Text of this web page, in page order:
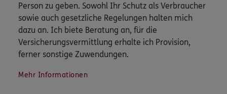
Person zu geben. Sowohl Ihr Schutz als Verbraucher
sowie auch gesetzliche Regelungen halten mich
dazu an. Ich biete Beratung an, für die
Versicherungsvermittlung erhalte ich Provision,
ferner sonstige Zuwendungen.
Mehr Informationen